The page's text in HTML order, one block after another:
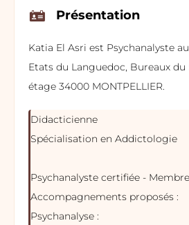
Présentation
Katia El Asri est Psychanalyste
Etats du Languedoc, Bureaux
étage 34000 MONTPELLIER.
Didacticienne
Spécialisation en Addictologie
Psychanalyste certifiée -
Accompagnements proposés :
Psychanalyse :